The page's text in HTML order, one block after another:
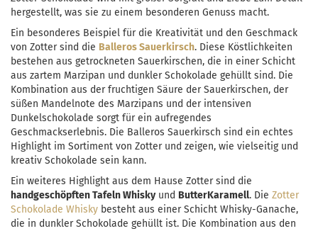
hergestellt, was sie zu einem besonderen Genuss macht.
Ein besonderes Beispiel für die Kreativität und den Geschmack
von Zotter sind die Balleros Sauerkirsch. Diese Köstlichkeiten
bestehen aus getrockneten Sauerkirschen, die in einer Schicht
aus zartem Marzipan und dunkler Schokolade gehüllt sind. Die
Kombination aus der fruchtigen Säure der Sauerkirschen, der
süßen Mandelnote des Marzipans und der intensiven
Dunkelschokolade sorgt für ein aufregendes
Geschmackserlebnis. Die Balleros Sauerkirsch sind ein echtes
Highlight im Sortiment von Zotter und zeigen, wie vielseitig und
kreativ Schokolade sein kann.
Ein weiteres Highlight aus dem Hause Zotter sind die
handgeschöpften Tafeln Whiskyund ButterKaramell. Die Zotter
Schokolade Whisky besteht aus einer Schicht Whisky-Ganache,
die in dunkler Schokolade gehüllt ist. Die Kombination aus den